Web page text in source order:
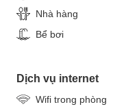
Nhà hàng
Bể bơi
Dịch vụ internet
Wifi trong phòng